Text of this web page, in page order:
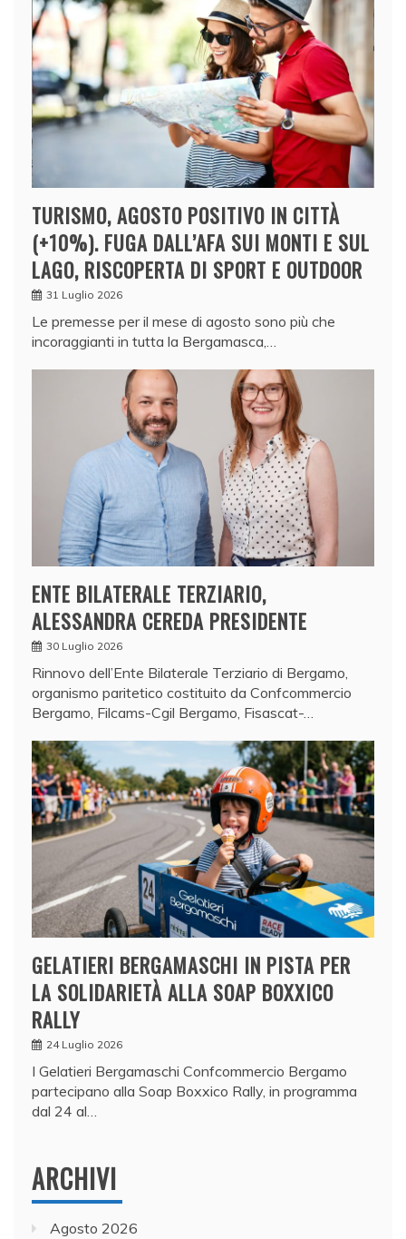
TURISMO, AGOSTO POSITIVO IN CITTÀ
(+10%). FUGA DALL’AFA SUI MONTI E SUL
LAGO, RISCOPERTA DI SPORT E OUTDOOR
31 Luglio 2026
Le premesse per il mese di agosto sono più che
incoraggianti in tutta la Bergamasca,…
ENTE BILATERALE TERZIARIO,
ALESSANDRA CEREDA PRESIDENTE
30 Luglio 2026
Rinnovo dell’Ente Bilaterale Terziario di Bergamo,
organismo paritetico costituito da Confcommercio
Bergamo, Filcams-Cgil Bergamo, Fisascat-…
GELATIERI BERGAMASCHI IN PISTA PER
LA SOLIDARIETÀ ALLA SOAP BOXXICO
RALLY
24 Luglio 2026
I Gelatieri Bergamaschi Confcommercio Bergamo
partecipano alla Soap Boxxico Rally, in programma
dal 24 al…
ARCHIVI
Agosto 2026